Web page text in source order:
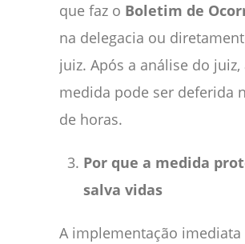
que faz o Boletim de
na delegacia ou
juiz. Após a análise do juiz,
medida pode ser deferida
de horas.
Por que a medida
salva vidas
A implementação imediata